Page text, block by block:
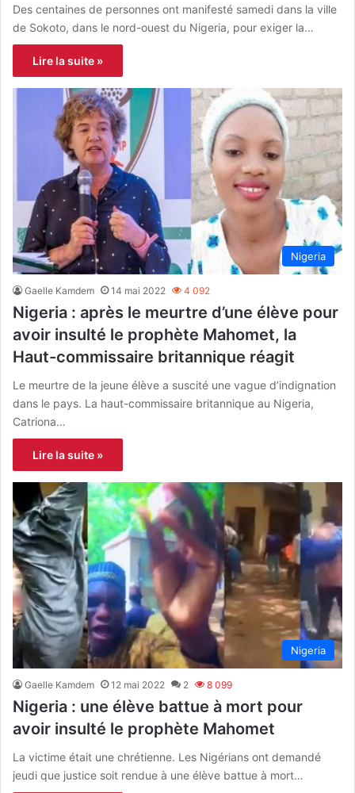
Des centaines de personnes ont manifesté samedi dans la ville
de Sokoto, dans le nord-ouest du Nigeria, pour exiger la…
Lire la suite »
Nigeria
Gaelle Kamdem 14 mai 2022 4 092
Nigeria : après le meurtre d’une élève pour
avoir insulté le prophète Mahomet, la
Haut-commissaire britannique réagit
Le meurtre de la jeune élève a suscité une vague d’indignation
dans le pays. La haut-commissaire britannique au Nigeria,
Catriona…
Lire la suite »
Nigeria
Gaelle Kamdem 12 mai 2022 2 8 099
Nigeria : une élève battue à mort pour
avoir insulté le prophète Mahomet
La victime était une chrétienne. Les Nigérians ont demandé
jeudi que justice soit rendue à une élève battue à mort…